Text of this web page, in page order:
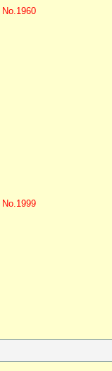
No.1960
No.1999